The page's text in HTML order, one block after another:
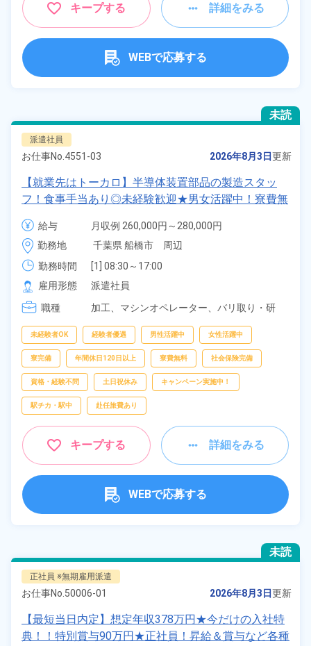
キープする 詳細をみる
WEBで応募する
未読
派遣社員
お仕事No. 4551-03 2026年8月3日更新
【就業先はトーカロ】半導体装置部品の製造スタッ
フ！食事手当あり◎未経験歓迎★男女活躍中！寮費無
料！土日祝休み×年間休日120日！正社員登用制度あ
り！社会保険完備◎格安食堂利用可★最寄り駅から徒
歩圏内◎《千葉県船橋市》
給与
月収例 260,000円～280,000円
時給 1,350円～1,350円
勤務地
千葉県 船橋市　周辺
勤務時間
[1] 08:30～17:00
[2] 07:30～16:00
[3] 13:00～21:30
[4] 20:00～04:30
雇用形態
派遣社員
職種
加工、 マシンオペレーター、 バリ取り・研
未経験者OK 経験者優遇 男性活躍中 女性活躍中
寮完備 年間休日120日以上 寮費無料 社会保険完備
資格・経験不問 土日祝休み キャンペーン実施中！
駅チカ・駅中 赴任旅費あり
キープする 詳細をみる
WEBで応募する
未読
正社員 ※無期雇用派遣
お仕事No. 50006-01 2026年8月3日更新
【最短当日内定】想定年収378万円★今だけの入社特
典！！特別賞与90万円★正社員！昇給＆賞与など各種